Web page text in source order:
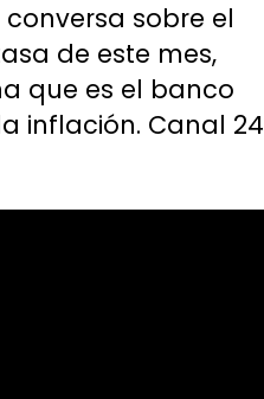
sobre el
de este mes,
que es el banco
inflación. Canal 24